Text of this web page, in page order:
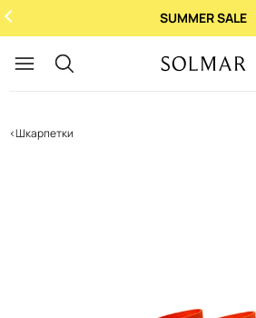
SUMMER SALE
Шкарпетки